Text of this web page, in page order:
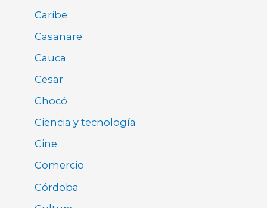
Caribe
Casanare
Cauca
Cesar
Chocó
Ciencia y tecnología
Cine
Comercio
Córdoba